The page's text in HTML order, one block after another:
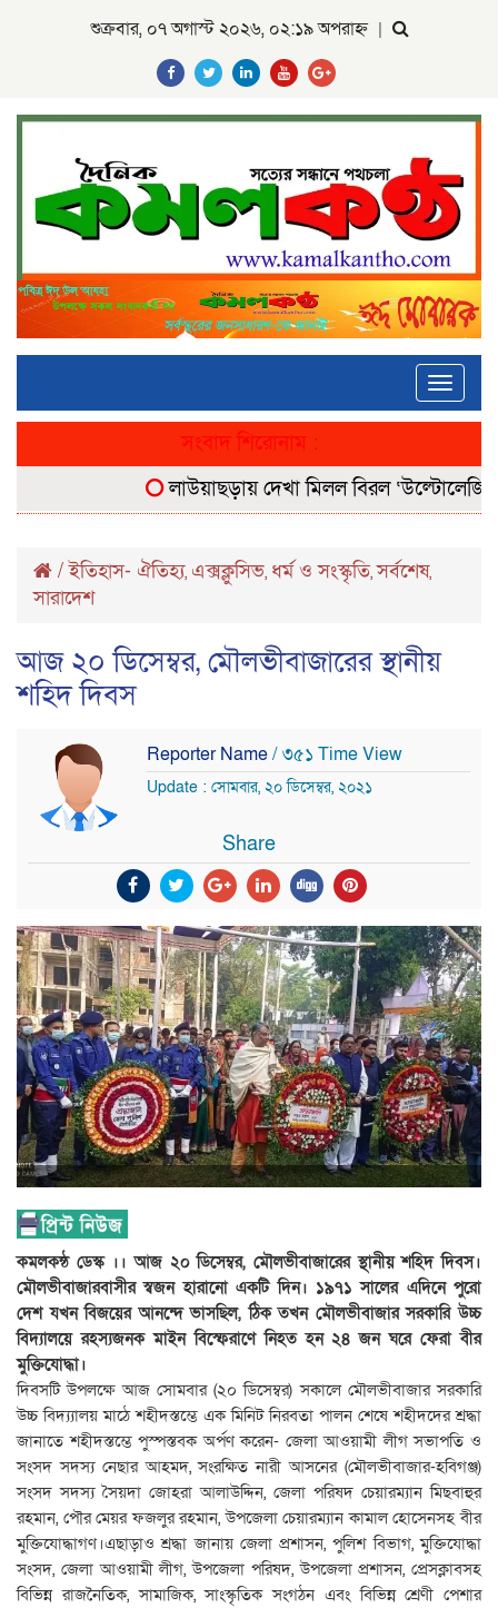
শুক্রবার, ০৭ অগাস্ট ২০২৬, ০২:১৯ অপরাহ্ন |
Toggle
সংবাদ শিরোনাম :
লাউয়াছড়ায় দেখা মিলল বিরল ‘উল্টোলেজি’
/ইতিহাস- ঐতিহ্য, এক্সক্লুসিভ, ধর্ম ও সংস্কৃতি,সর্বশেষ,
সারাদেশ
আজ ২০ ডিসেম্বর, মৌলভীবাজারের স্থানীয়
শহিদ দিবস
Reporter Name/ ৩৫১ Time View
Update : সোমবার, ২০ ডিসেম্বর, ২০২১
Share
কমলকন্ঠ ডেস্ক ।। আজ ২০ ডিসেম্বর, মৌলভীবাজারের স্থানীয় শহিদ দিবস।
মৌলভীবাজারবাসীর স্বজন হারানো একটি দিন। ১৯৭১ সালের এদিনে পুরো
দেশ যখন বিজয়ের আনন্দে ভাসছিল, ঠিক তখন মৌলভীবাজার সরকারি উচ্চ
বিদ্যালয়ে রহস্যজনক মাইন বিস্ফেরাণে নিহত হন ২৪ জন ঘরে ফেরা বীর
মুক্তিযোদ্ধা।
দিবসটি উপলক্ষে আজ সোমবার (২০ ডিসেম্বর) সকালে মৌলভীবাজার সরকারি
উচ্চ বিদ্য্যালয় মাঠে শহীদস্তম্ভে এক মিনিট নিরবতা পালন শেষে শহীদদের শ্রদ্ধা
জানাতে শহীদস্তম্ভে পুস্পস্তবক অর্পণ করেন- জেলা আওয়ামী লীগ সভাপতি ও
সংসদ সদস্য নেছার আহমদ, সংরক্ষিত নারী আসনের (মৌলভীবাজার-হবিগঞ্জ)
সংসদ সদস্য সৈয়দা জোহরা আলাউদ্দিন, জেলা পরিষদ চেয়ারম্যান মিছবাহুর
রহমান, পৌর মেয়র ফজলুর রহমান, উপজেলা চেয়ারম্যান কামাল হোসেনসহ বীর
মুক্তিযোদ্ধাগণ।এছাড়াও শ্রদ্ধা জানায় জেলা প্রশাসন, পুলিশ বিভাগ, মুক্তিযোদ্ধা
সংসদ, জেলা আওয়ামী লীগ, উপজেলা পরিষদ, উপজেলা প্রশাসন, প্রেসক্লাবসহ
বিভিন্ন রাজনৈতিক, সামাজিক, সাংস্কৃতিক সংগঠন এবং বিভিন্ন শ্রেণী পেশার